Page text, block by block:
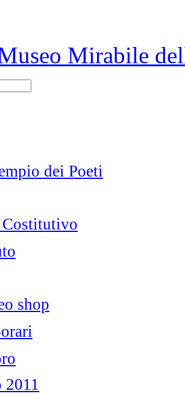
Mirabile
dei Poeti
shop